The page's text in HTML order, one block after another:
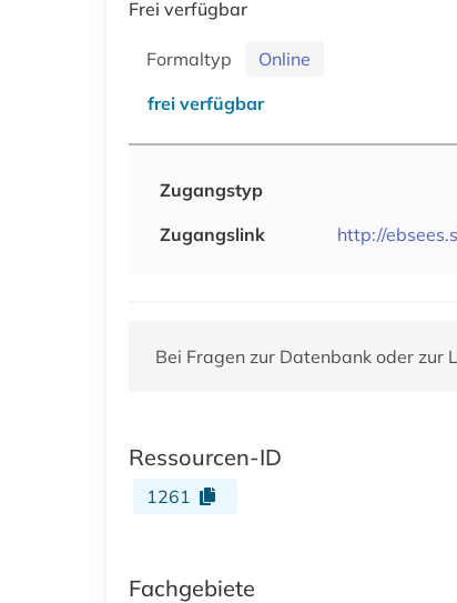
Frei verfügbar
Formaltyp
Online
frei verfügbar
Zugangstyp
Zugangslink
http://
Bei Fragen zur Datenbank oder zur
Ressourcen-ID
1261
Fachgebiete